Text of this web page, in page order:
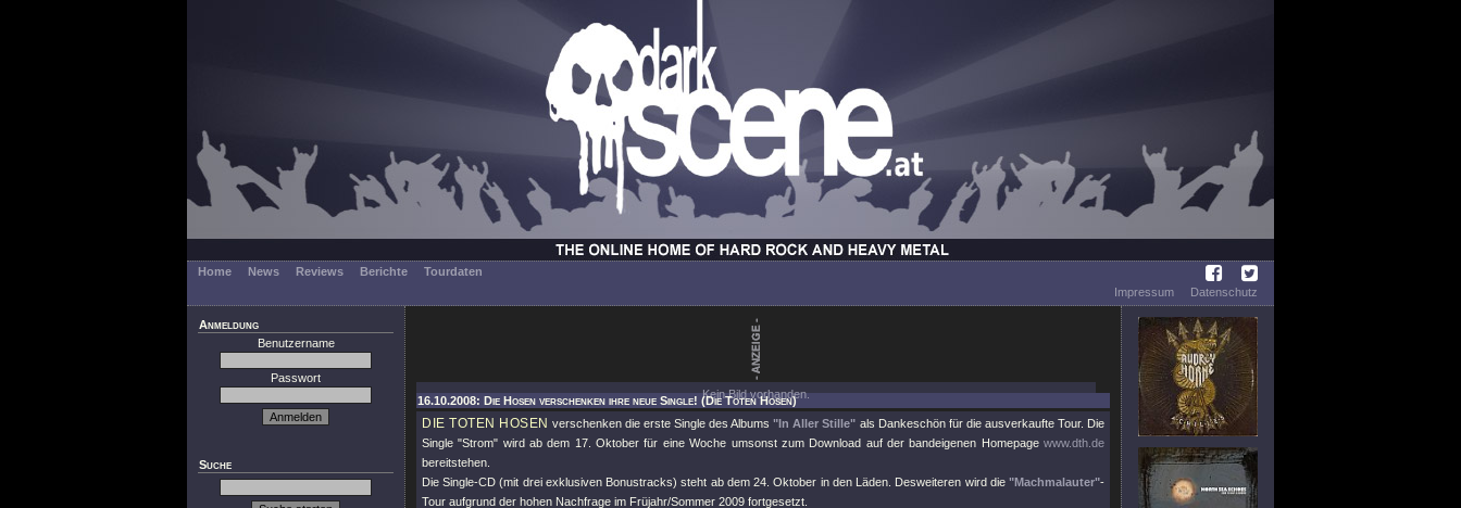
Home News Reviews Berichte
Tourdaten
Impressum
Datenschutz
Anmeldung
Benutzername
Passwort
Suche
Kein Bild vorhanden.
16.10.2008: Die Hosen verschenken ihre neue Single! (Die Toten Hosen)
DIE TOTEN HOSEN verschenken die erste Single des Albums"In Aller Stille" als Dankeschön für die ausverkaufte Tour. Die
Single"Strom" wird ab dem 17. Oktober für eine Woche umsonst zum Download auf der bandeigenen Homepagewww.dth.de
bereitstehen.
Die Single-CD (mit drei exklusiven Bonustracks) steht ab dem 24. Oktober in den Läden. Desweiteren wird die "Machmalauter"-
Tour aufgrund der hohen Nachfrage im Früjahr/Sommer 2009 fortgesetzt.